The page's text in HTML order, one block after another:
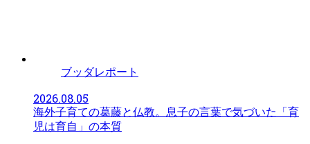
ブッダレポート
2026.08.05
海外子育ての葛藤と仏教。息子の言葉で気づいた「育
児は育自」の本質